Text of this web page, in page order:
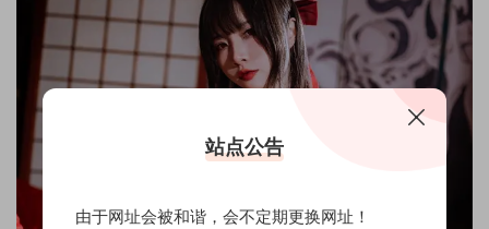
站点公告
由于网址会被和谐，会不定期更换网址！